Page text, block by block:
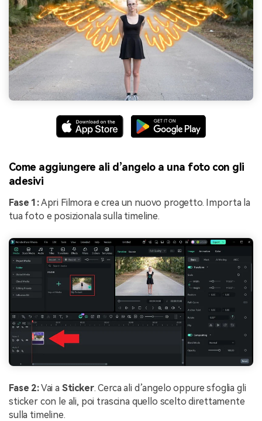
Come aggiungere ali d’angelo a una foto con gli
adesivi
Fase 1:Apri Filmora e crea un nuovo progetto. Importa la
tua foto e posizionala sulla timeline.
Fase 2:Vai a Sticker. Cerca ali d’angelo oppure sfoglia gli
sticker con le ali, poi trascina quello scelto direttamente
sulla timeline.